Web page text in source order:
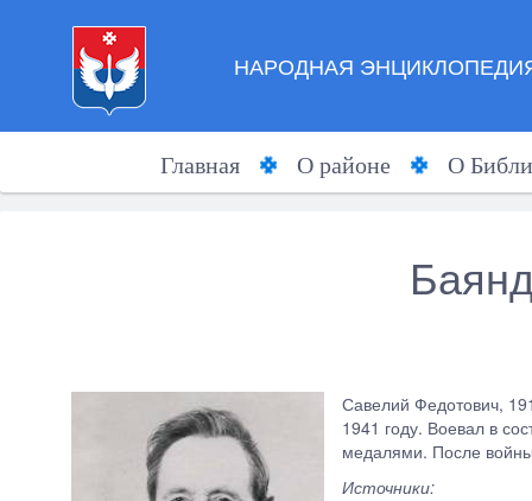
НАРОДНАЯ
Главная О районе О
Савелий Федотович,
1941 году. Воевал в
медалями. После
Источники: